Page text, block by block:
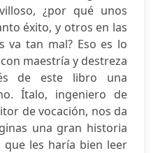
¿por qué unos
éxito, y otros en las
va tan mal? Eso es lo
maestría y destreza
de este libro una
Ítalo, ingeniero de
de vocación, nos da
una gran historia
les haría bien leer